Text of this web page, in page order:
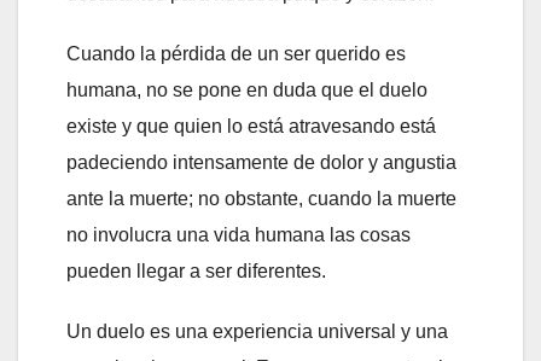
Cuando la pérdida de un ser querido es
humana, no se pone en duda que el duelo
existe y que quien lo está atravesando está
padeciendo intensamente de dolor y angustia
ante la muerte; no obstante, cuando la muerte
no involucra una vida humana las cosas
pueden llegar a ser diferentes.
Un duelo es una experiencia universal y una